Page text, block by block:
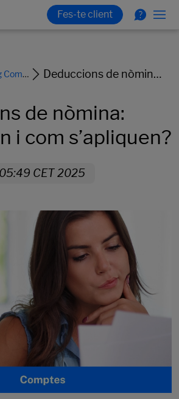
Blog Comptes i Targetes Deduccions de nòmina: quines són i com s’apliquen?
de nòmina:
i com s’apliquen?
CET 2025